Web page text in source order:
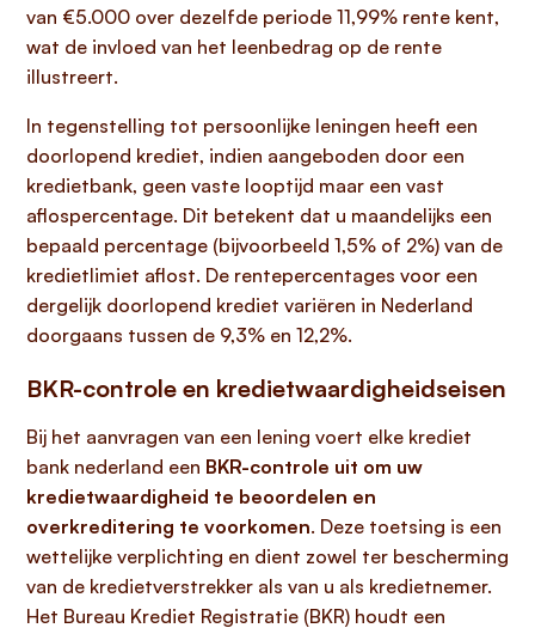
van €5.000 over dezelfde periode 11,99% rente kent,
wat de invloed van het leenbedrag op de rente
illustreert.
In tegenstelling tot persoonlijke leningen heeft een
doorlopend krediet, indien aangeboden door een
kredietbank, geen vaste looptijd maar een vast
aflospercentage. Dit betekent dat u maandelijks een
bepaald percentage (bijvoorbeeld 1,5% of 2%) van de
kredietlimiet aflost. De rentepercentages voor een
dergelijk doorlopend krediet variëren in Nederland
doorgaans tussen de 9,3% en 12,2%.
BKR-controle en kredietwaardigheidseisen
Bij het aanvragen van een lening voert elke krediet
bank nederland een BKR-controle uit om uw
kredietwaardigheid te beoordelen en
overkreditering te voorkomen. Deze toetsing is een
wettelijke verplichting en dient zowel ter bescherming
van de kredietverstrekker als van u als kredietnemer.
Het Bureau Krediet Registratie (BKR) houdt een